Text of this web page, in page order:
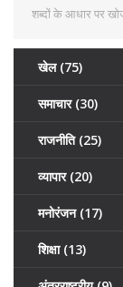
खेल (75)
समाचार (30)
राजनीति (25)
व्यापार (20)
मनोरंजन (17)
शिक्षा (13)